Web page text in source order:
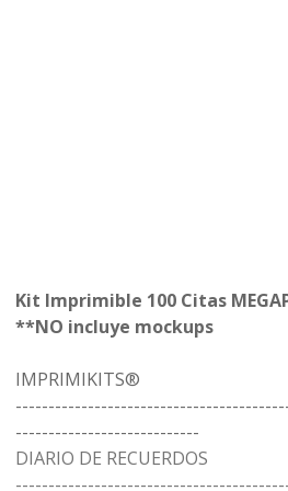
Kit Imprimible 100 Citas
**NO incluye mockups
IMPRIMIKITS®
----------------------------
DIARIO DE RECUERDOS